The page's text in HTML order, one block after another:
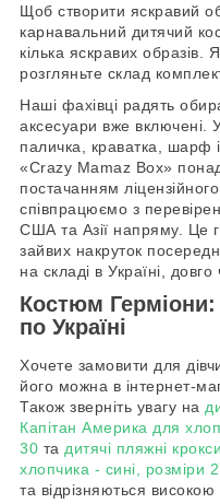
Щоб створити яскравий
карнавальний дитячий
кілька яскравих
розгляньте склад
Наші фахівці радять
аксесуари вже включені.
паличка, краватка, шарф
«Crazy Mamaz Box»
постачанням
співпрацюємо з
США та Азії напряму. Це
зайвих накруток
на складі в Україні,
Костюм
по Україні
Хочете замовити для
його можна в інтернет-
Також зверніть увагу на
Капітан Америка для
30 та дитячі пляжні
хлопчика - сині, розміри
та відрізняються високою